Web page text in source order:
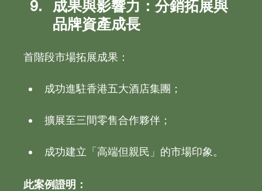
成果與影響力：分銷拓展與
品牌資產成長
首階段市場拓展成果：
成功進駐香港五大酒店集團；
擴展至三間零售合作夥伴；
成功建立「高端但親民」的市場印象。
此案例證明：